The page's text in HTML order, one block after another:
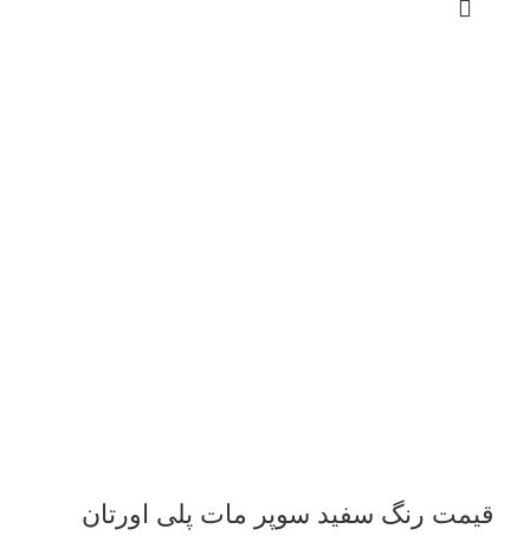
قیمت رنگ سفید سوپر مات پلی اورتان